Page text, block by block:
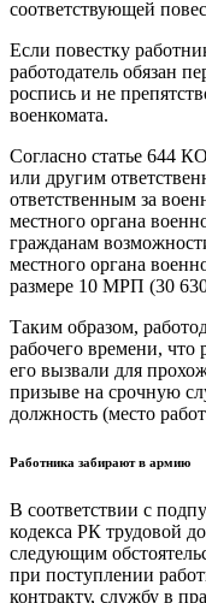
соответствующей
Если повестку
работодатель обязан
роспись и не
военкомата.
Согласно статье 644
или другим
ответственным за
местного органа
гражданам
местного органа
размере 10 МРП (30
Таким образом,
рабочего времени, что
его вызвали для
призыве на срочную
должность (место
Работника забирают в армию
В соответствии с
кодекса РК трудовой
следующим
при поступлении
контракту, службу в